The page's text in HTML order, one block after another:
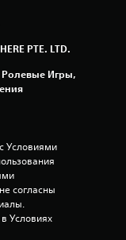
PTE. LTD.
Ролевые Игры,
Условиями
согласны
Условиях